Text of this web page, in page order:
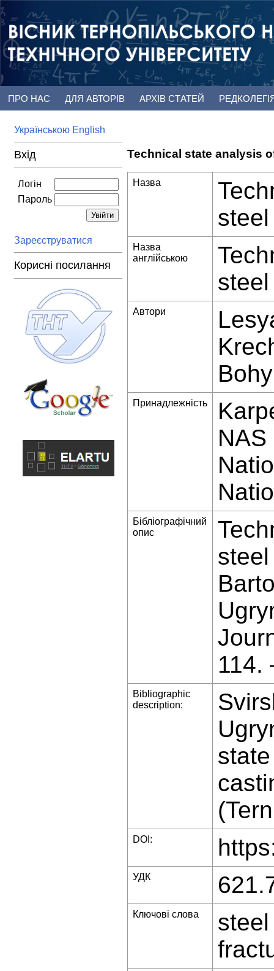
ПРО НАС ДЛЯ АВТОРІВ АРХІВ СТАТЕЙ
Українською English
Вхід
Логін
Пароль
Зареєструватися
Корисні посилання
Technical state analysis
Назва
Назва
англійською
Автори
Принадлежність
Бібліографічний
опис
Bibliographic
description:
DOI:
УДК
Ключові слова